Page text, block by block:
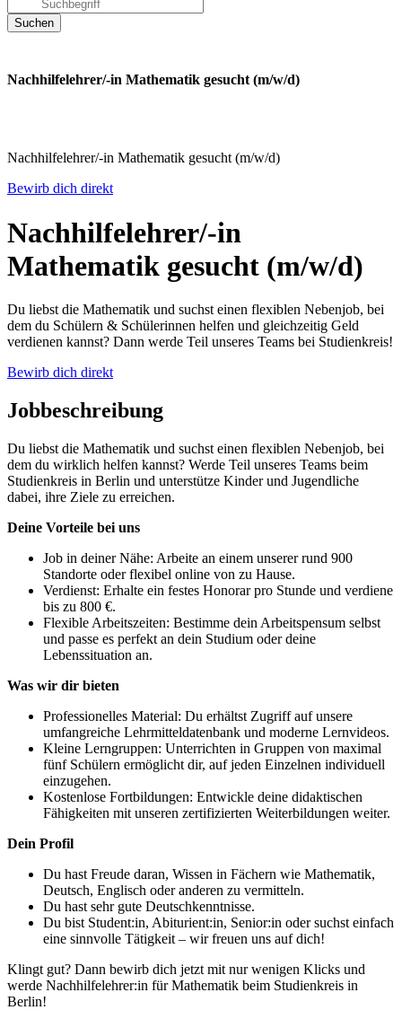
Nachhilfelehrer/-in Mathematik gesucht (m/w/d)
Nachhilfelehrer/-in Mathematik gesucht (m/w/d)
Bewirb dich direkt
Nachhilfelehrer/-in
Mathematik gesucht (m/w/d)
Du liebst die Mathematik und suchst einen flexiblen Nebenjob, bei
dem du Schülern & Schülerinnen helfen und gleichzeitig Geld
verdienen kannst? Dann werde Teil unseres Teams bei Studienkreis!
Bewirb dich direkt
Jobbeschreibung
Du liebst die Mathematik und suchst einen flexiblen Nebenjob, bei
dem du wirklich helfen kannst? Werde Teil unseres Teams beim
Studienkreis in Berlin und unterstütze Kinder und Jugendliche
dabei, ihre Ziele zu erreichen.
Deine Vorteile bei uns
Job in deiner Nähe: Arbeite an einem unserer rund 900
Standorte oder flexibel online von zu Hause.
Verdienst: Erhalte ein festes Honorar pro Stunde und verdiene
bis zu 800 €.
Flexible Arbeitszeiten: Bestimme dein Arbeitspensum selbst
und passe es perfekt an dein Studium oder deine
Lebenssituation an.
Was wir dir bieten
Professionelles Material: Du erhältst Zugriff auf unsere
umfangreiche Lehrmitteldatenbank und moderne Lernvideos.
Kleine Lerngruppen: Unterrichten in Gruppen von maximal
fünf Schülern ermöglicht dir, auf jeden Einzelnen individuell
einzugehen.
Kostenlose Fortbildungen: Entwickle deine didaktischen
Fähigkeiten mit unseren zertifizierten Weiterbildungen weiter.
Dein Profil
Du hast Freude daran, Wissen in Fächern wie Mathematik,
Deutsch, Englisch oder anderen zu vermitteln.
Du hast sehr gute Deutschkenntnisse.
Du bist Student:in, Abiturient:in, Senior:in oder suchst einfach
eine sinnvolle Tätigkeit – wir freuen uns auf dich!
Klingt gut? Dann bewirb dich jetzt mit nur wenigen Klicks und
werde Nachhilfelehrer:in für Mathematik beim Studienkreis in
Berlin!